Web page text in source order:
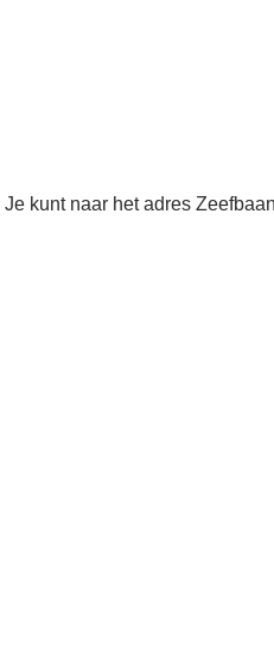
kunt naar het adres